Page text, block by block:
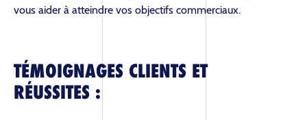
vous aider à atteindre vos objectifs commerciaux.
TÉMOIGNAGES CLIENTS ET
RÉUSSITES :